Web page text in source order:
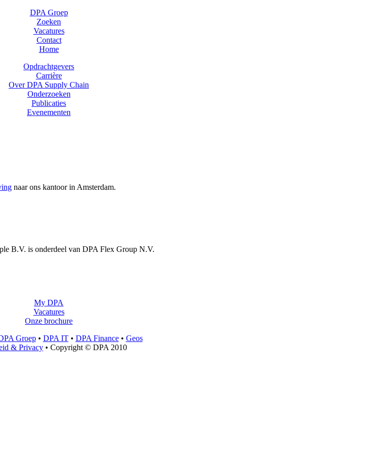
DPA Groep
Zoeken
Vacatures
Contact
Home
Opdrachtgevers
Carrière
Over DPA Supply Chain
Onderzoeken
Publicaties
Evenementen
naar ons kantoor in Amsterdam.
B.V. is onderdeel van DPA Flex Group N.V.
My DPA
Vacatures
Onze brochure
Groep• DPA IT• DPA Finance• Geos
& Privacy • Copyright © DPA 2010